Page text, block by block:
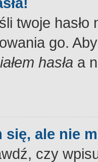
twoje
go.
hasła a
się, ale nie
czy